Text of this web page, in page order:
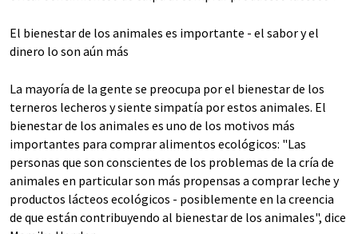
El bienestar de los animales es importante - el sabor y el
dinero lo son aún más
La mayoría de la gente se preocupa por el bienestar de los
terneros lecheros y siente simpatía por estos animales. El
bienestar de los animales es uno de los motivos más
importantes para comprar alimentos ecológicos: "Las
personas que son conscientes de los problemas de la cría de
animales en particular son más propensas a comprar leche y
productos lácteos ecológicos - posiblemente en la creencia
de que están contribuyendo al bienestar de los animales", dice